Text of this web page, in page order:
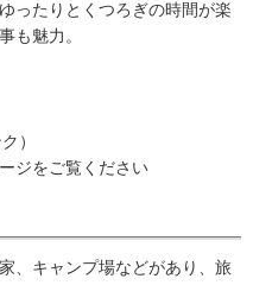
ったりとくつろぎの時間が楽
も魅力。
）
ジをご覧ください
、キャンプ場などがあり、旅